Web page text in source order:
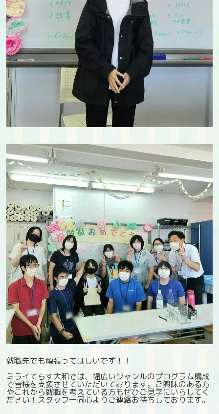
就職先でも頑張ってほしいです！！
ミライてらす大和では、幅広いジャンルのプログラム構成
で皆様を支援させていただいております。ご興味のある方
やこれから就職を考えている方もぜひご見学にいらしてく
ださい！スタッフ一同心よりご連絡お待ちしております。